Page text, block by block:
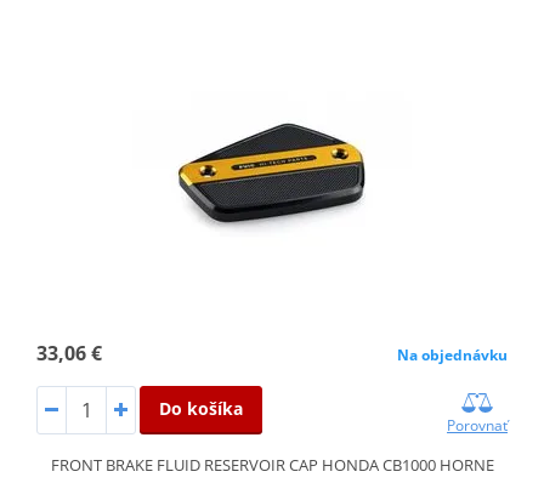
33,06 € Na objednávku
Do košíka
Porovnať
FRONT BRAKE FLUID RESERVOIR CAP HONDA CB1000 HORNE